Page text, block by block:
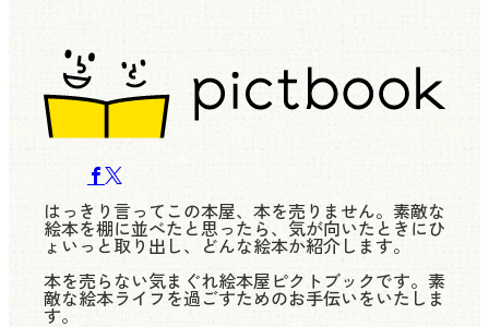
はっきり言ってこの本屋、本を売りません。素敵な
絵本を棚に並べたと思ったら、気が向いたときにひ
ょいっと取り出し、どんな絵本か紹介します。
本を売らない気まぐれ絵本屋ピクトブックです。素
敵な絵本ライフを過ごすためのお手伝いをいたしま
す。